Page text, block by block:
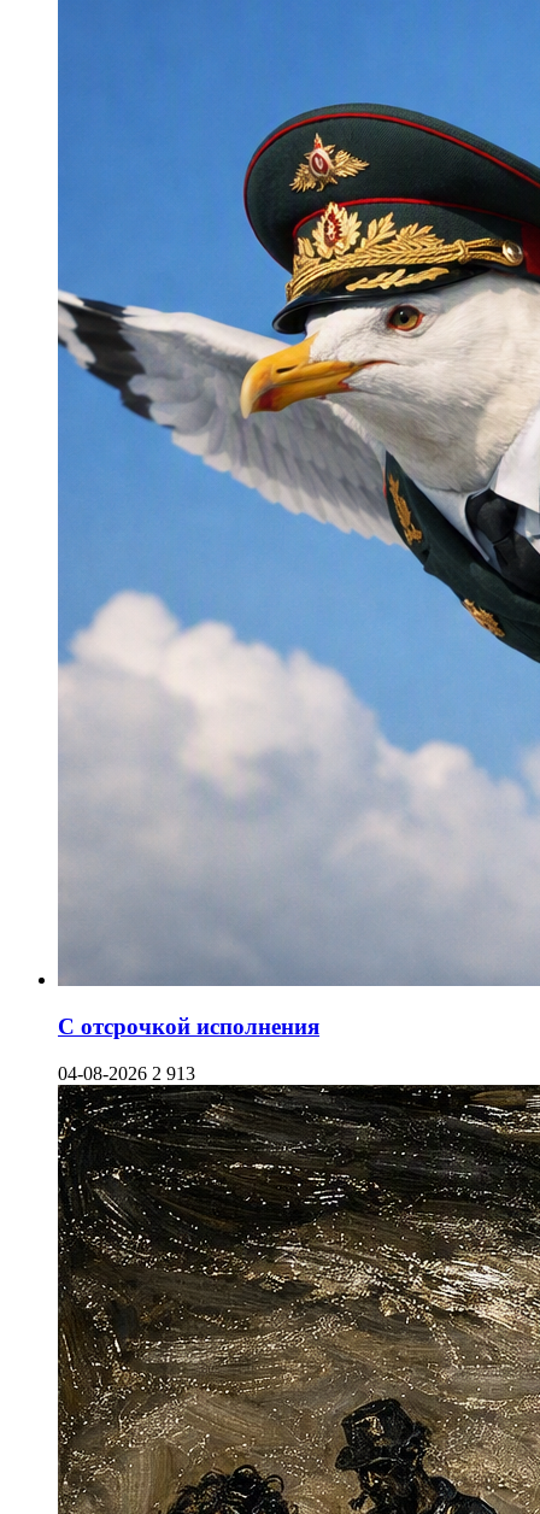
С отсрочкой исполнения
04-08-2026 2 913